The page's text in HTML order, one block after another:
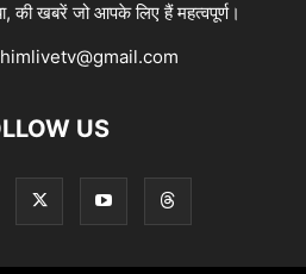
की खबरें जो आपके लिए हैं महत्वपूर्ण।
himlivetv@gmail.com
US